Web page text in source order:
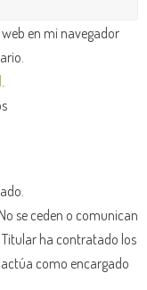
en mi navegador
No se ceden o comunican
ha contratado los
como encargado